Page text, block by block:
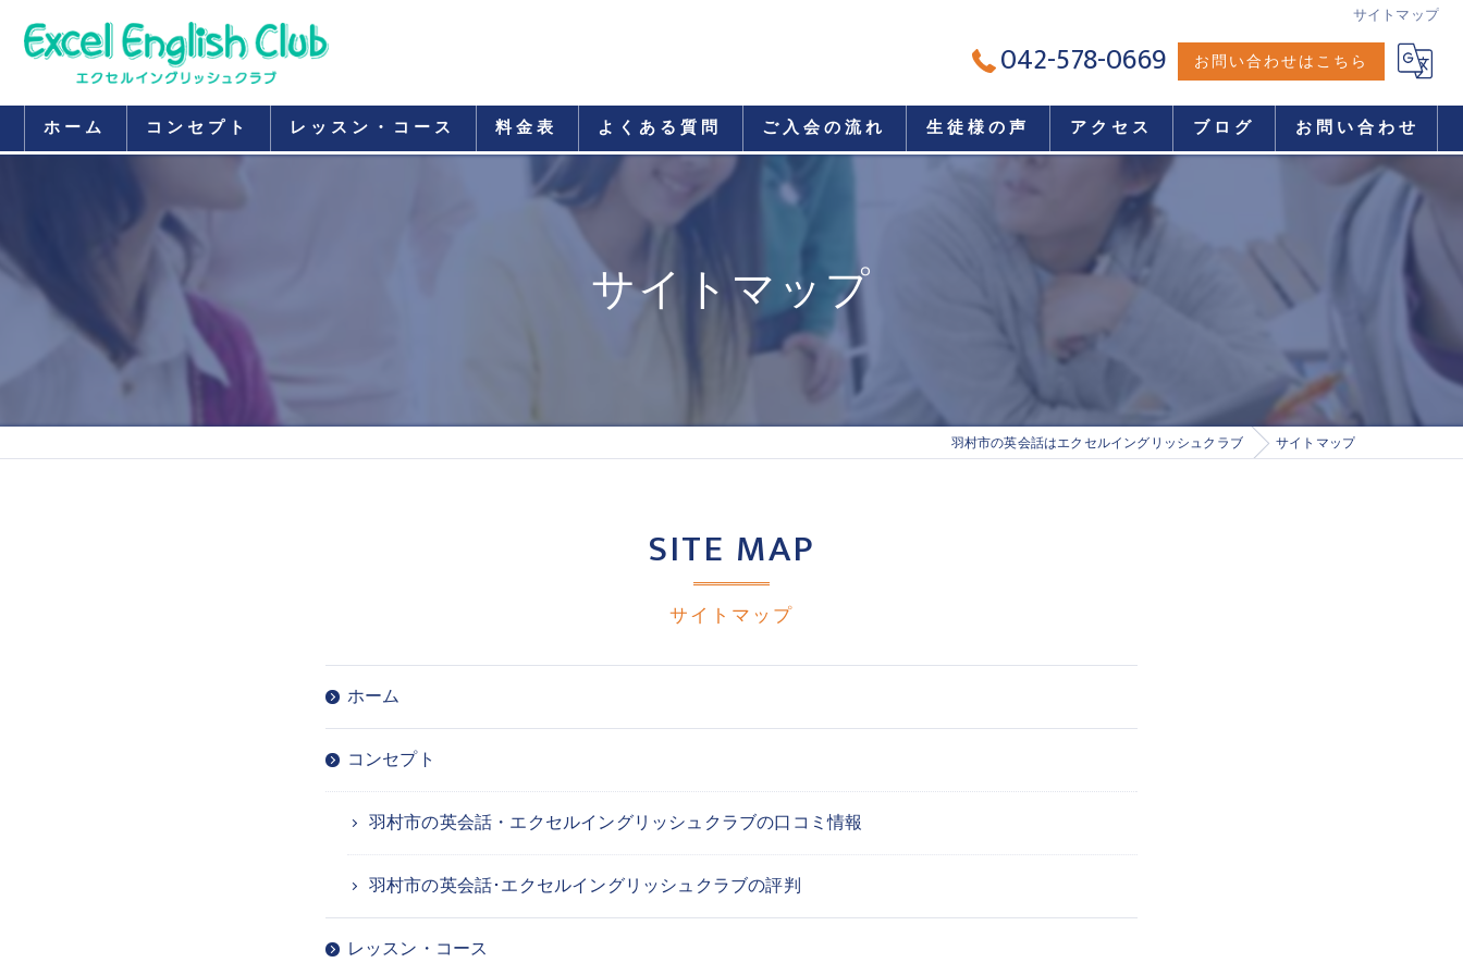
サイトマップ
042-578-0669 お問い合わせはこちら
ホーム コンセプト レッスン・コース 料金表 よくある質問 ご入会の流れ 生徒様の声 アクセス ブログ お問い合わせ
サイトマップ
羽村市の英会話はエクセルイングリッシュクラブ サイトマップ
サイトマップ
SITE MAP
ホーム
コンセプト
羽村市の英会話・エクセルイングリッシュクラブの口コミ情報
羽村市の英会話･エクセルイングリッシュクラブの評判
レッスン・コース